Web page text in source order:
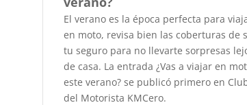
El verano es la época perfecta para
en moto, revisa bien las coberturas de
tu seguro para no llevarte sorpresas
de casa. La entrada ¿Vas a viajar en
este verano? se publicó primero en
del Motorista KMCero.